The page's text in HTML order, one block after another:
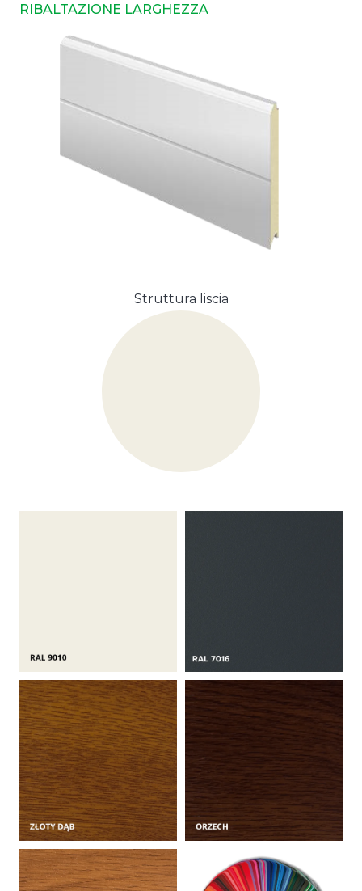
RIBALTAZIONE LARGHEZZA
Struttura liscia